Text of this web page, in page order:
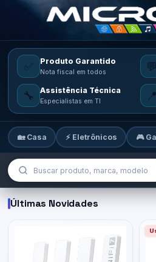
✅ Produto Garantido
Nota fiscal em todos 💬
🔧 Assistência Técnica
Especialistas em TI 📍
🏡 Casa ⚡ Eletrônicos 🎮
MicroTi — Sua
Últimas Novidades